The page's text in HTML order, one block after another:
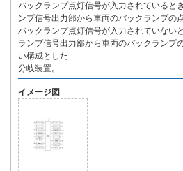
バックランプ点灯信号が入力されていると
ンプ信号出力部から車両のバックランプの
バックランプ点灯信号が入力されていない
ランプ信号出力部から車両のバックランプ
い構成とした
分岐装置。
イメージ図